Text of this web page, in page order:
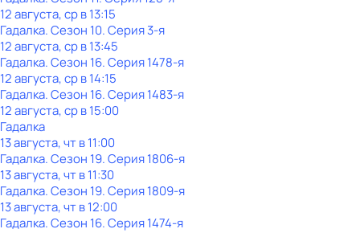
12 августа, ср в 13:15
Гадaлкa. Сезон 10. Серия 3-я
12 августа, ср в 13:45
Гадaлкa. Сезон 16. Серия 1478-я
12 августа, ср в 14:15
Гадaлкa. Сезон 16. Серия 1483-я
12 августа, ср в 15:00
Гадaлкa
13 августа, чт в 11:00
Гадaлкa. Сезон 19. Серия 1806-я
13 августа, чт в 11:30
Гадaлкa. Сезон 19. Серия 1809-я
13 августа, чт в 12:00
Гадaлкa. Сезон 16. Серия 1474-я